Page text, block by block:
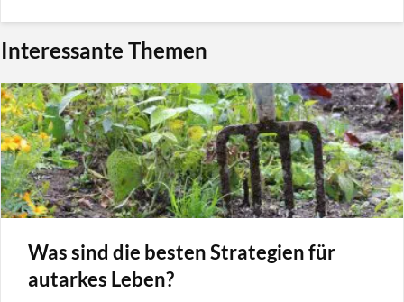
Interessante Themen
Was sind die besten Strategien für
autarkes Leben?